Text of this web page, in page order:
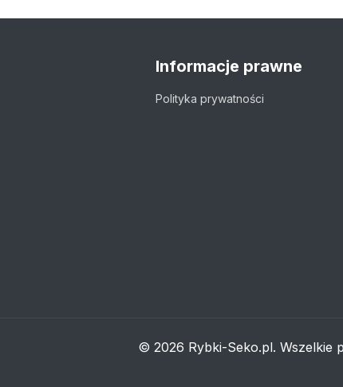
Informacje prawne
Polityka prywatności
© 2026 Rybki-Seko.pl. Wszelkie